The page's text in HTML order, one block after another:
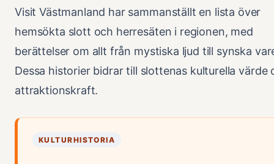
Visit Västmanland har sammanställt en lista över
hemsökta slott och herresäten i regionen, med
berättelser om allt från mystiska ljud till synska
Dessa historier bidrar till slottenas kulturella värde
attraktionskraft.
KULTURHISTORIA